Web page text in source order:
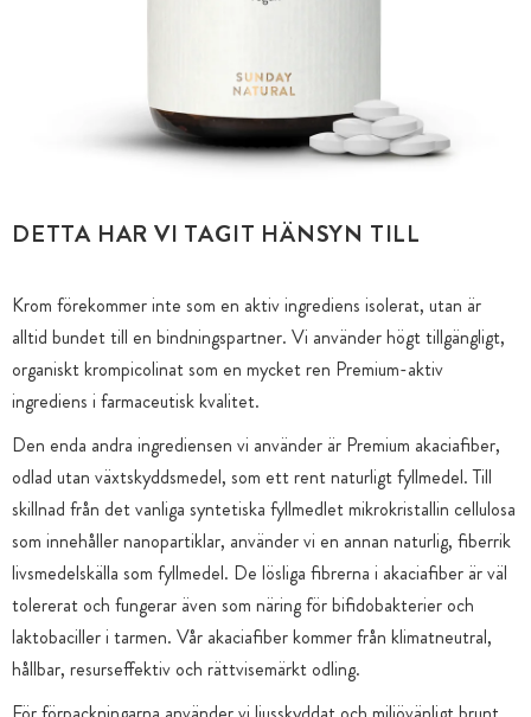
DETTA HAR VI TAGIT HÄNSYN TILL
Krom förekommer inte som en aktiv ingrediens isolerat, utan är
alltid bundet till en bindningspartner. Vi använder högt tillgängligt,
organiskt krompicolinat som en mycket ren Premium-aktiv
ingrediens i farmaceutisk kvalitet.
Den enda andra ingrediensen vi använder är Premium akaciafiber,
odlad utan växtskyddsmedel, som ett rent naturligt fyllmedel. Till
skillnad från det vanliga syntetiska fyllmedlet mikrokristallin cellulosa
som innehåller nanopartiklar, använder vi en annan naturlig, fiberrik
livsmedelskälla som fyllmedel. De lösliga fibrerna i akaciafiber är väl
tolererat och fungerar även som näring för bifidobakterier och
laktobaciller i tarmen. Vår akaciafiber kommer från klimatneutral,
hållbar, resurseffektiv och rättvisemärkt odling.